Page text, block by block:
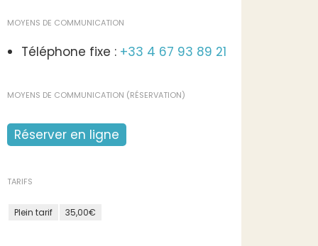
MOYENS DE COMMUNICATION
Téléphone fixe : +33 4 67 93 89 21
MOYENS DE COMMUNICATION (RÉSERVATION)
Réserver en ligne
TARIFS
Plein tarif 35,00€